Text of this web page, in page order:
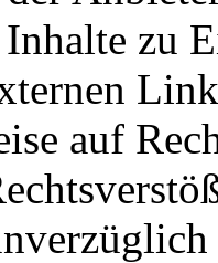
zu
auf